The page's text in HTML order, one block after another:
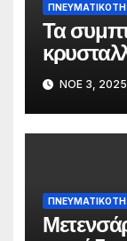
Τα
σώματος
ΝΟΈ 3, 2025